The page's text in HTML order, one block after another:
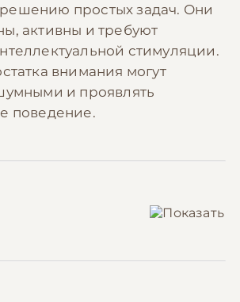
простых задач. Они
активны и требуют
стимуляции.
внимания могут
и проявлять
поведение.